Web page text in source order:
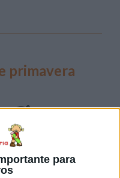
para
primavera
El
actividad